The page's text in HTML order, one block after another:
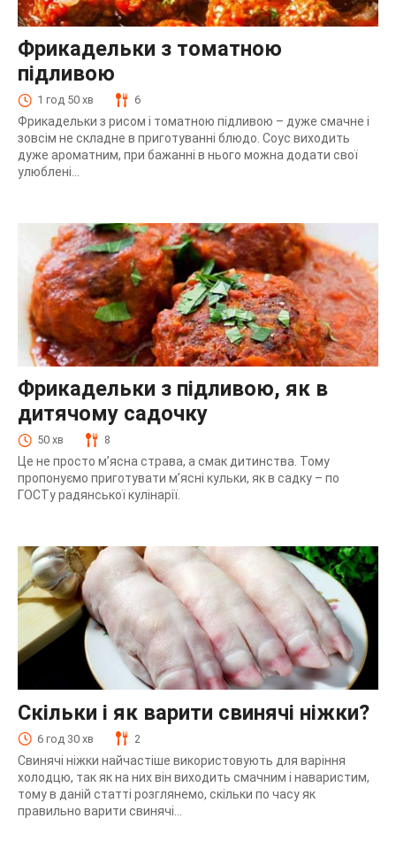
Фрикадельки з томатною
підливою
1 год 50 хв 6
Фрикадельки з рисом і томатною підливою – дуже смачне і
зовсім не складне в приготуванні блюдо. Соус виходить
дуже ароматним, при бажанні в нього можна додати свої
улюблені...
Фрикадельки з підливою, як в
дитячому садочку
50 хв 8
Це не просто м’ясна страва, а смак дитинства. Тому
пропонуємо приготувати м’ясні кульки, як в садку – по
ГОСТу радянської кулінарії.
Скільки і як варити свинячі ніжки?
6 год 30 хв 2
Свинячі ніжки найчастіше використовують для варіння
холодцю, так як на них він виходить смачним і наваристим,
тому в даній статті розглянемо, скільки по часу як
правильно варити свинячі...